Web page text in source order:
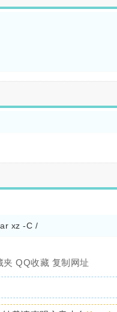
夹 QQ收藏 复制网址